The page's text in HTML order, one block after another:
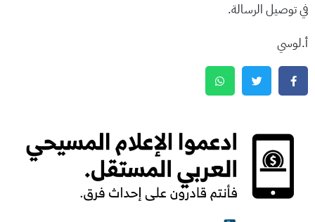
في توصيل الرسالة.
أ.لوسي